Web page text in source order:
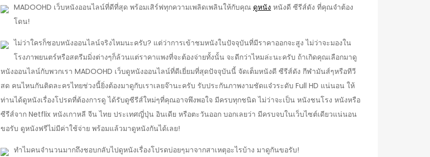
MADOOHD เว็บหนังออนไลน์ที่ดีที่สุด พร้อมเสิร์ฟทุกความเพลิดเพลินให้กับคุณ ดูหนัง หนังดี ซีรีส์ดัง ที่คุณจำต้อง
โดน!
ไม่ว่าใครก็ชอบหนังออนไลน์จริงไหมนะครับ? แต่ว่าการเข้าชมหนังในปัจจุบันที่มีราคาออกจะสูง ไม่ว่าจะมองใน
โรงภาพยนตร์หรือสตรีมมิ่งต่างๆก็ล้วนแต่ราคาแพงที่จะต้องจ่ายทั้งนั้น จะดีกว่าไหมล่ะนะครับ ถ้าเกิดคุณเลือกมาดู
หนังออนไลน์กับพวกเรา MADOOHD เว็บดูหนังออนไลน์ที่ดีเยี่ยมที่สุดปัจจุบันนี้ จัดเต็มหนังดี ซีรีส์ดัง กีฬามันส์ๆหรือทีวี
สด คนไหนกันติดละครไทยช่วงนี้ยิ่งต้องมาดูกับเราเลยจ๊านะครับ รับประกันภาพงามชัดแจ๋วระดับ Full HD แน่นอน ให้
ท่านได้ดูหนังเรื่องโปรดที่ต้องการดู ได้รับดูซีรีส์ใหม่ๆที่คุณอาจพึงพอใจ มีครบทุกชนิด ไม่ว่าจะเป็น หนังชนโรง หนังหรือ
ซีรีส์จาก Netflix หนังเกาหลี จีน ไทย ประเทศญี่ปุ่น อินเดีย หรือตะวันออก บอกเลยว่า มีครบจบในเว็บไซต์เดียวแน่นอน
ขอรับ ดูหนังฟรีไม่มีค่าใช้จ่าย พร้อมแล้วมาดูหนังกันได้เลย!
ทำไมคนจำนวนมากถึงชอบกลับไปดูหนังเรื่องโปรดบ่อยๆมาจากสาเหตุอะไรบ้าง มาดูกันขอรับ!